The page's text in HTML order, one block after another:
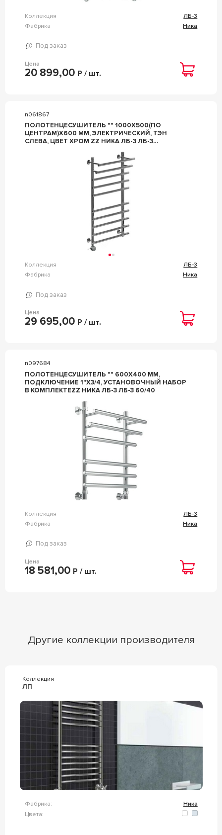
Коллекция
ЛБ-3
Фабрика
Ника
Под заказ
Цена
20 899,00 Р / шт.
n061867
ПОЛОТЕНЦЕСУШИТЕЛЬ "" 1000X500(ПО
ЦЕНТРАМ)X600 ММ, ЭЛЕКТРИЧЕСКИЙ, ТЭН
СЛЕВА, ЦВЕТ ХРОМ ZZ НИКА ЛБ-3 ЛБ-3
Коллекция
ЛБ-3
Фабрика
Ника
Под заказ
Цена
29 695,00 Р / шт.
n097684
ПОЛОТЕНЦЕСУШИТЕЛЬ "" 600X400 ММ,
ПОДКЛЮЧЕНИЕ 1"Х3/4, УСТАНОВОЧНЫЙ НАБОР
В КОМПЛЕКТЕZZ НИКА ЛБ-3 ЛБ-3 60/40
Коллекция
ЛБ-3
Фабрика
Ника
Под заказ
Цена
18 581,00 Р / шт.
Другие коллекции производителя
Коллекция
ЛП
Фабрика:
Ника
Цвета: